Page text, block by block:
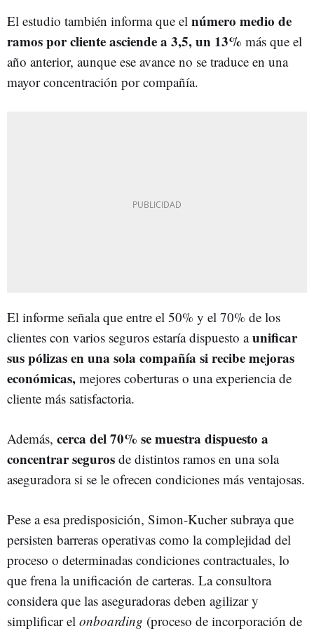
El estudio también informa que el número medio de
ramos por cliente asciende a 3,5, un 13% más que el
año anterior, aunque ese avance no se traduce en una
mayor concentración por compañía.
El informe señala que entre el 50% y el 70% de los
clientes con varios seguros estaría dispuesto aunificar
sus pólizas en una sola compañía si recibe mejoras
económicas, mejores coberturas o una experiencia de
cliente más satisfactoria.
Además, cerca del 70% se muestra dispuesto a
concentrar seguros de distintos ramos en una sola
aseguradora si se le ofrecen condiciones más ventajosas.
Pese a esa predisposición, Simon-Kucher subraya que
persisten barreras operativas como la complejidad del
proceso o determinadas condiciones contractuales, lo
que frena la unificación de carteras. La consultora
considera que las aseguradoras deben agilizar y
simplificar el onboarding (proceso de incorporación de